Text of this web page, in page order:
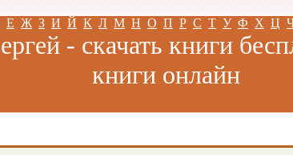
Е Ж З И Й К Л М Н О П Р С Т У Ф Х Ц
- скачать книги
книги онлайн